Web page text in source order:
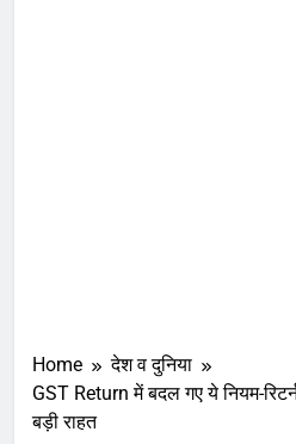
Home
देश व दुनिया
GST Return में बदल गए ये नियम-
बड़ी राहत